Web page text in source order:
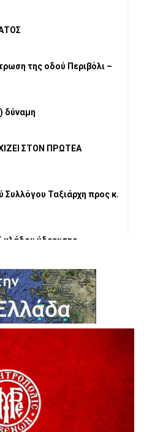
της οδού Περιβόλι –
δύναμη
ΣΤΟΝ ΠΡΩΤΕΑ
Συλλόγου Ταξιάρχη προς κ.
Α΄ κλάδου ύδρευσης
μοναδική συναυλία
«Πολιτιστικού
ταινία «Μικρές
αλλοδαπός, για κλοπή
Θέατρο “Καστράκι”,